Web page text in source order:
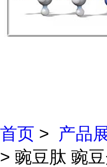
首页 > 产品
> 豌豆肽 豌